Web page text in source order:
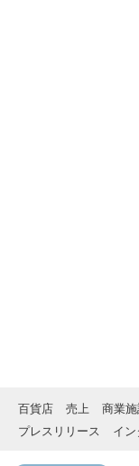
百貨店 売上 商業
プレスリリース
イ